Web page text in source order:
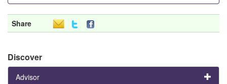
Share
Discover
Advisor